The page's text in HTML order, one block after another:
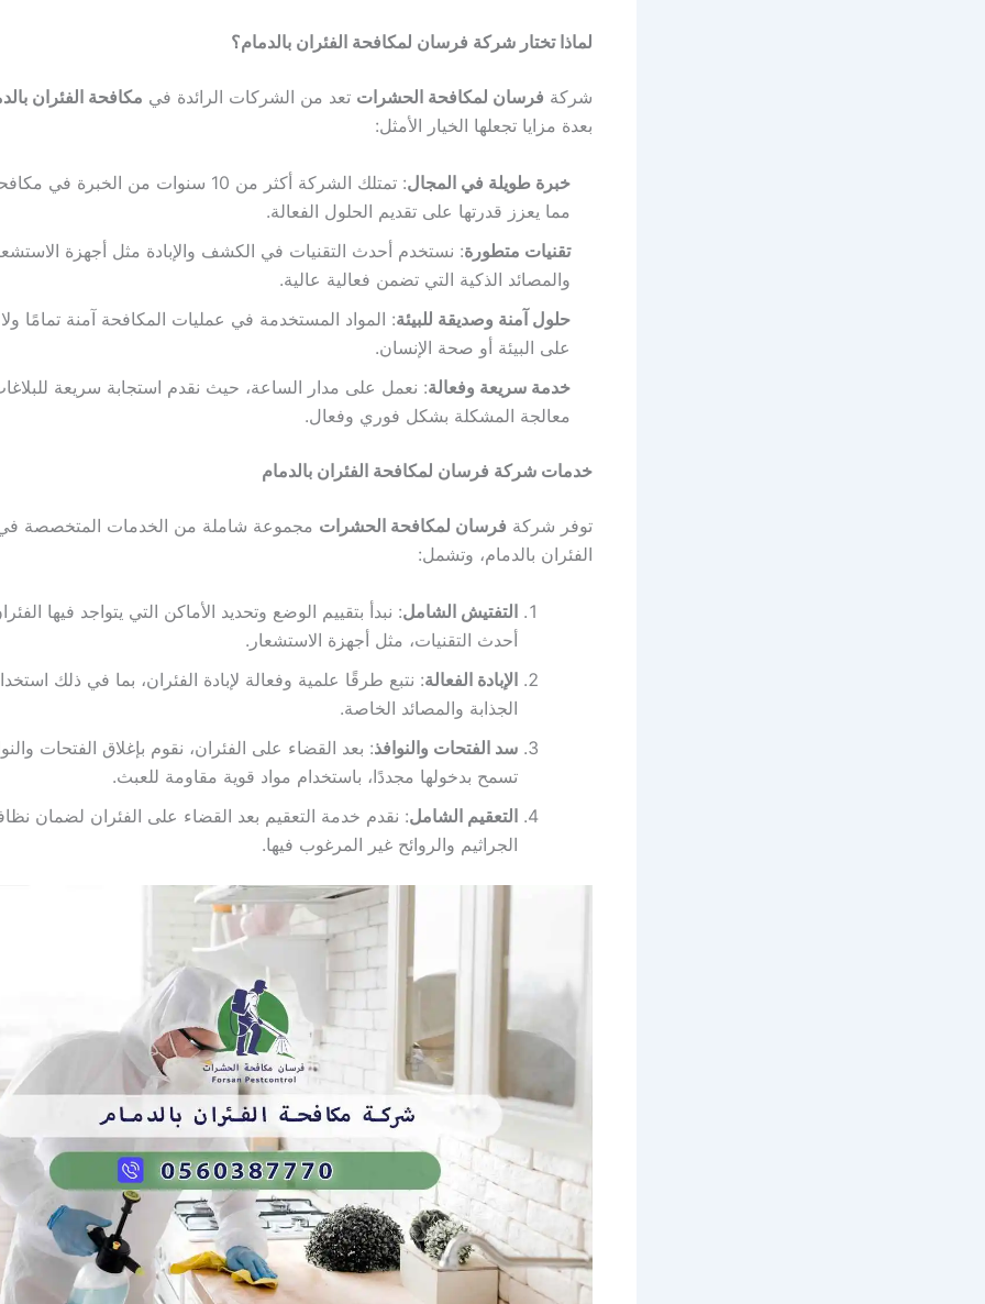
لماذا تختار شركة فرسان لمكافحة الفئران بالدمام؟
شركة فرسان لمكافحة الحشرات تعد من الشركات الرائدة في مكافحة الفئران
بعدة مزايا تجعلها الخيار الأمثل:
خبرة طويلة في المجال
: تمتلك الشركة أكثر من 10 سنوات من الخبرة
مما يعزز قدرتها على تقديم الحلول الفعالة.
تقنيات متطورة: نستخدم أحدث التقنيات في الكشف والإبادة مثل أجهزة
والمصائد الذكية التي تضمن فعالية عالية.
حلول آمنة وصديقة للبيئة: المواد المستخدمة في عمليات المكافحة آمنة تمامًا ولا
على البيئة أو صحة الإنسان.
خدمة سريعة وفعالة: نعمل على مدار الساعة، حيث نقدم استجابة سريعة
معالجة المشكلة بشكل فوري وفعال.
خدمات شركة فرسان لمكافحة الفئران بالدمام
توفر شركة فرسان لمكافحة الحشرات مجموعة شاملة من الخدمات المتخصصة
الفئران بالدمام، وتشمل:
التفتيش الشامل: نبدأ بتقييم الوضع وتحديد الأماكن التي يتواجد فيها
أحدث التقنيات، مثل أجهزة الاستشعار.
الإبادة الفعالة: نتبع طرقًا علمية وفعالة لإبادة الفئران، بما في ذلك
الجذابة والمصائد الخاصة.
سد الفتحات والنوافذ: بعد القضاء على الفئران، نقوم بإغلاق الفتحات
تسمح بدخولها مجددًا، باستخدام مواد قوية مقاومة للعبث.
التعقيم الشامل: نقدم خدمة التعقيم بعد القضاء على الفئران لضمان
الجراثيم والروائح غير المرغوب فيها.